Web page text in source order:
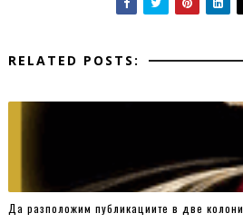
RELATED POSTS:
Да разположим публикациите в две колони